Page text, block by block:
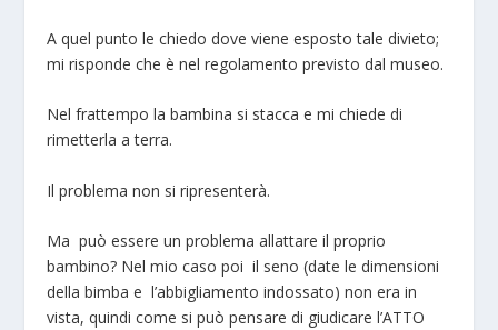
A quel punto le chiedo dove viene esposto tale divieto;
mi risponde che è nel regolamento previsto dal museo.
Nel frattempo la bambina si stacca e mi chiede di
rimetterla a terra.
Il problema non si ripresenterà.
Ma può essere un problema allattare il proprio
bambino? Nel mio caso poi il seno (date le dimensioni
della bimba e l’abbigliamento indossato) non era in
vista, quindi come si può pensare di giudicare l’ATTO